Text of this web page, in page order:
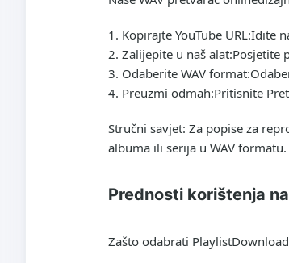
Kopirajte YouTube URL:Idite
Zalijepite u naš alat:Posjetite
Odaberite WAV format:
Preuzmi odmah:Pritisnite
Stručni savjet: Za popise za
albuma ili serija u WAV formatu.
Prednosti korištenja
Zašto odabrati